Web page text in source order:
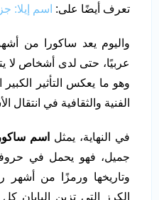
تعرف أيضًا على: اسم إيلا:
واليوم يعد ساكورا من أشهر
عربيًا، حتى لدى أشخاص لا
وهو ما يعكس التأثير
الفنية والثقافية في انتقال
في النهاية، يمثل اسم
جميل، فهو يحمل في حروفه
وتاريخها ورمزًا من أشهر
الكرز التي تزين اليابان